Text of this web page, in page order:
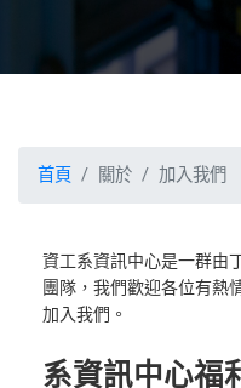
首頁 關於 加入我們
資工系資訊中心是一群由
團隊，我們歡迎各位有熱
加入我們。
系資訊中心福